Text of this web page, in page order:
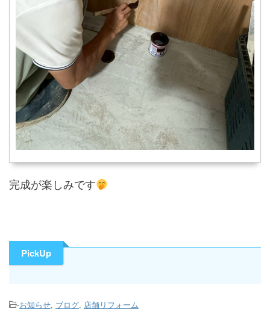
完成が楽しみです
PickUp
-お知らせ, ブログ, 店舗リフォーム